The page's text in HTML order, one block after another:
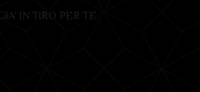
IN TIRO PER TE.